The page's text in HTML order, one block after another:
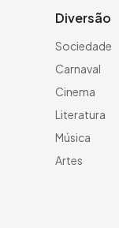
Diversão
Sociedade
Carnaval
Cinema
Literatura
Música
Artes